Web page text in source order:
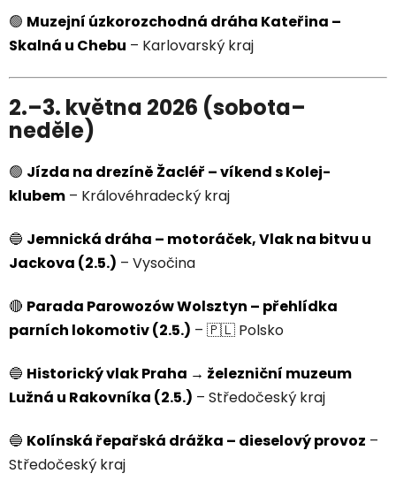
🟢 Muzejní úzkorozchodná dráha Kateřina –
Skalná u Chebu – Karlovarský kraj
2.–3. května 2026 (sobota–
neděle)
🟢 Jízda na drezíně Žacléř – víkend s Kolej-
klubem – Královéhradecký kraj
🔵 Jemnická dráha – motoráček, Vlak na bitvu u
Jackova (2.5.) – Vysočina
🔴 Parada Parowozów Wolsztyn – přehlídka
parních lokomotiv (2.5.) – 🇵🇱 Polsko
🔵 Historický vlak Praha → železniční muzeum
Lužná u Rakovníka (2.5.) – Středočeský kraj
🔵 Kolínská řepařská drážka – dieselový provoz –
Středočeský kraj